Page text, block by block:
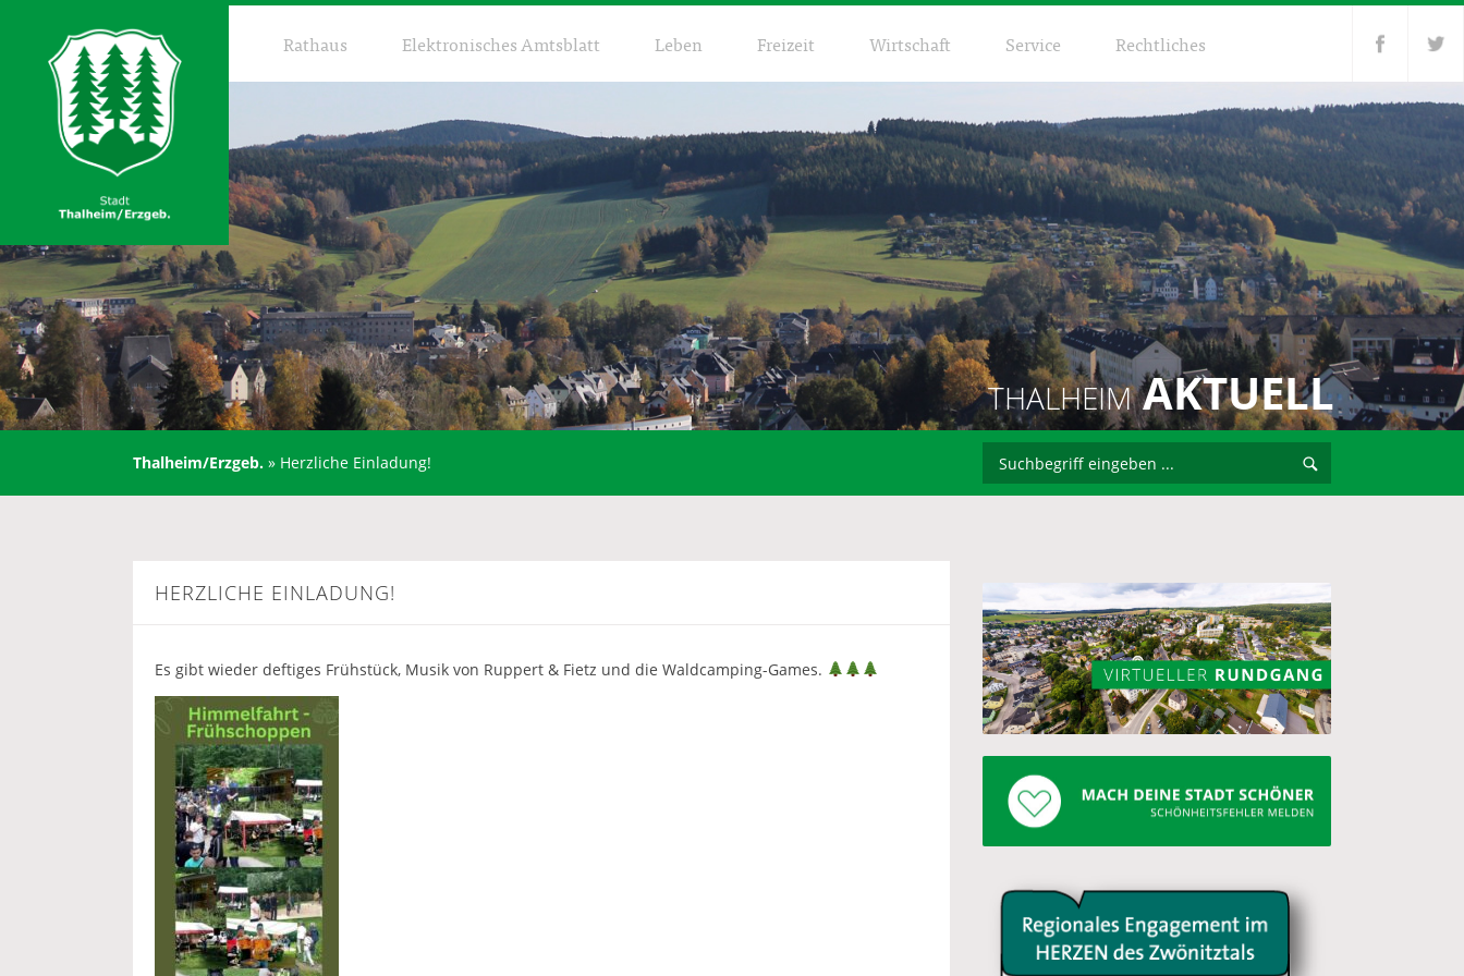
Rathaus Elektronisches Amtsblatt Leben Freizeit Wirtschaft Service Rechtliches
THALHEIMAKTUELL
Thalheim/Erzgeb. » Herzliche Einladung!
HERZLICHE EINLADUNG!
Es gibt wieder deftiges Frühstück, Musik von Ruppert & Fietz und die Waldcamping-Games.